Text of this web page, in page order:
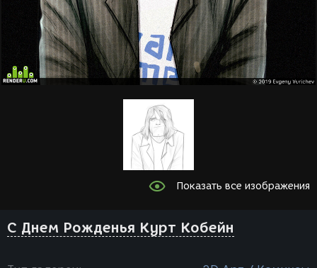
Показать все изображения
С Днем Рожденья Курт Кобейн